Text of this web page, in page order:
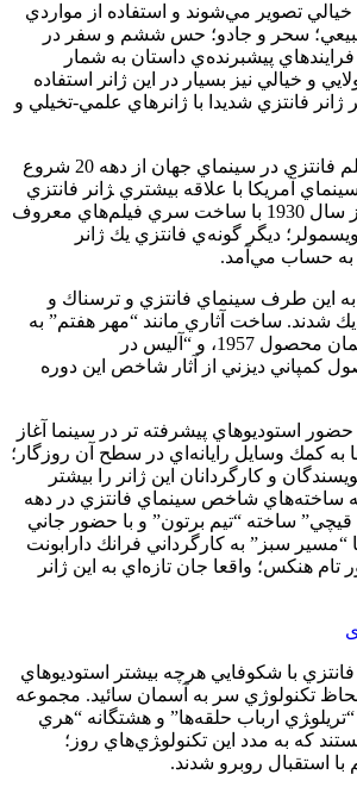
خيالي تصوير مي‌شوند و استفاده از مواردي
سحر و جادو؛ حس ششم و سفر در
پيشبرنده‌ي داستان به شمار
و خيالي نيز بسيار در اين ژانر استفاده
فانتزي شديدا با ژانرهاي علمي-تخيلي و
زمينه ظهور و بروز فيلم فانتزي در سينماي جهان از دهه 20 شروع
آمريكا با علاقه بيشتري ‍ژانر فانتزي
را دنبال كرد و حدودا از سال 1930 با ساخت سري فيلم‌هاي معروف
ديگر گونه‌ي فانتزي يك ژانر
حساب مي‌آمد.
از حدود سالهاي 1950 به اين طرف سينماي فانتزي و ترسناك و
شدند. ساخت آثاري مانند “مهر هفتم” به
كارگرداني اينگمار برگمان محصول 1957، و “آليس در
كمپاني ديزني از آثار شاخص اين دوره
تا 90 كم كم حضور استوديوهاي پيشرفته تر در سينما آغاز
به كمك وسايل رايانه‌اي در سطح آن روزگار؛
و كارگردانان اين ژانر را بيشتر
ساخته‌هاي شاخص سينماي فانتزي در دهه
قيچي” ساخته “تيم برتون” و با حضور جاني
1994 و يا “مسير سبز” به كارگرداني فرانك دارابونت
با حضور تام هنكس؛ واقعا جان تازه‌اي به اين ژانر
با شكوفايي هرچه بيشتر استوديوهاي
لحاظ تكنولوژي سر به آسمان سائيد. مجموعه
ارباب حلقه‌ها” و هشتگانه “هري
كه به مدد اين تكنولو‍ژي‌هاي روز؛
استقبال روبرو شدند.